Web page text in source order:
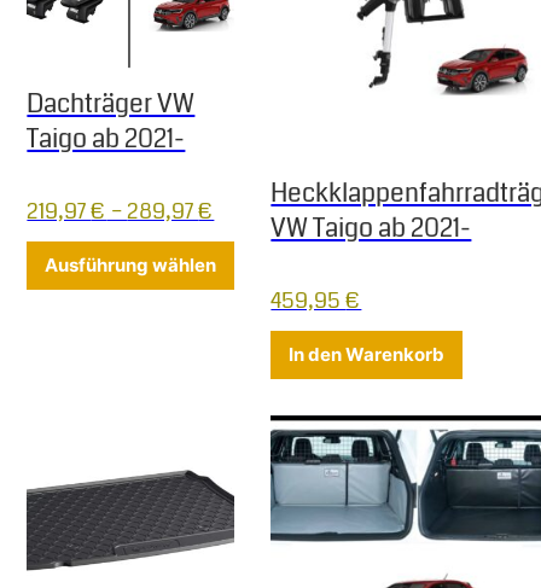
Dachträger VW
Taigo ab 2021-
219,97€ –289,97€
Ausführung wählen
VW Taigo ab 2021-
459,95€
In den Warenkorb